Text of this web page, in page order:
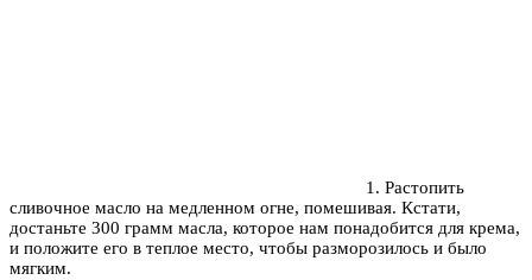
1. Растопить
сливочное масло на медленном огне, помешивая. Кстати,
достаньте 300 грамм масла, которое нам понадобится для крема,
и положите его в теплое место, чтобы разморозилось и было
мягким.